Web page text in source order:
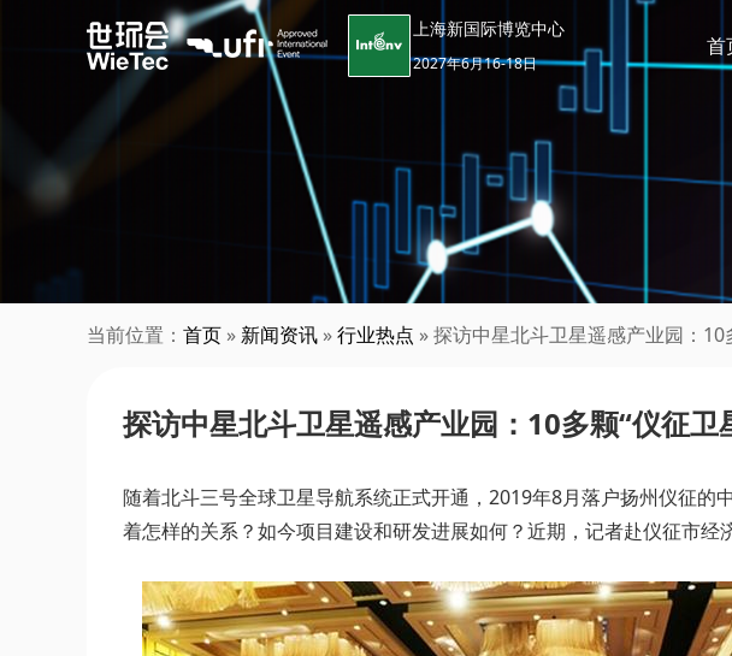
上海新国际博览中心
2027年6月16-18日
首
当前位置： 首页 » 新闻资讯 »行业热点 » 探访中星北斗卫星遥感产业园：
探访中星北斗卫星遥感产业园：10多颗“仪征卫
随着北斗三号全球卫星导航系统正式开通，2019年8月落户扬州仪征
着怎样的关系？如今项目建设和研发进展如何？近期，记者赴仪征市经